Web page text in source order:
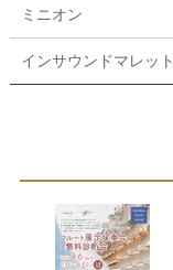
ミニオン
インサウンドマレット